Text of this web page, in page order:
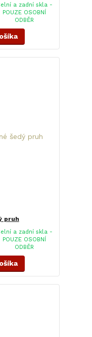
a zadní skla -
POUZE OSOBNÍ
ODBĚR
pruh
a zadní skla -
POUZE OSOBNÍ
ODBĚR